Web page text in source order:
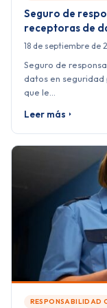
Seguro de
receptoras de
18 de septiembre de
Seguro de
datos en
que le…
Leer más
RESPONSABILIDAD